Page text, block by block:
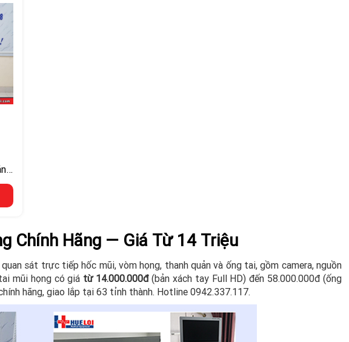
Chính Hãng — Giá Từ 14 Triệu
sát trực tiếp hốc mũi, vòm họng, thanh quản và ống tai, gồm camera, nguồn
mũi họng có giá từ 14.000.000đ(bản xách tay Full HD) đến 58.000.000đ (ống
hãng, giao lắp tại 63 tỉnh thành. Hotline 0942.337.117.